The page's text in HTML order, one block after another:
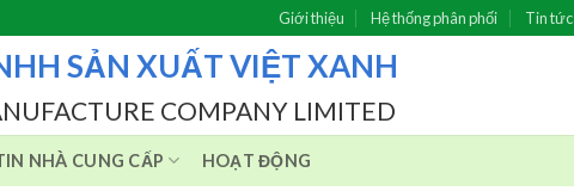
Giới thiệu Hệ thống phân phối Tin tức
SẢN XUẤT VIỆT XANH
COMPANY LIMITED
NHÀ CUNG CẤP HOẠT ĐỘNG